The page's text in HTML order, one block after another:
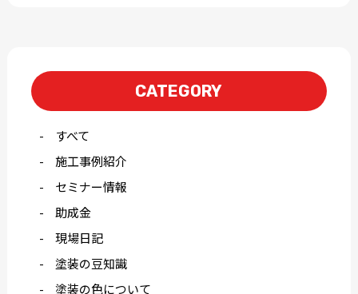
CATEGORY
すべて
施工事例紹介
セミナー情報
助成金
現場日記
塗装の豆知識
塗装の色について